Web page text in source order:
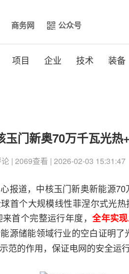
商务网 公众号
项目 企业 技术 装备
玉门新奥70万千瓦光
| 2069查看 | 2026-02-03 15:31:47
报道，中核玉门新奥新能源
首个大规模线性菲涅尔式光
首个完整运行年度，全年实
源储能领域行业的空白证明
范的作用，保证电网的安全运